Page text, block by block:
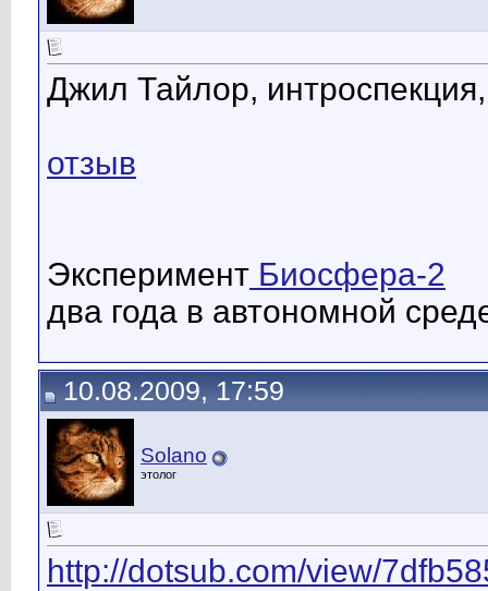
Джил Тайлор,
отзыв
Эксперимент Биосфера-2
два года в автономной
10.08.2009, 17:59
Solano
этолог
http://dotsub.com/view/